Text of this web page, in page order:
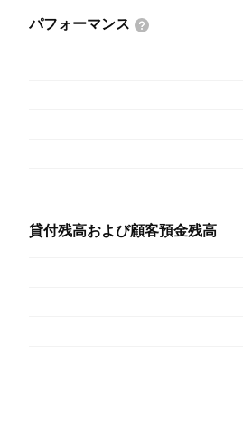
パフォーマンス
貸付残高および顧客預金残高